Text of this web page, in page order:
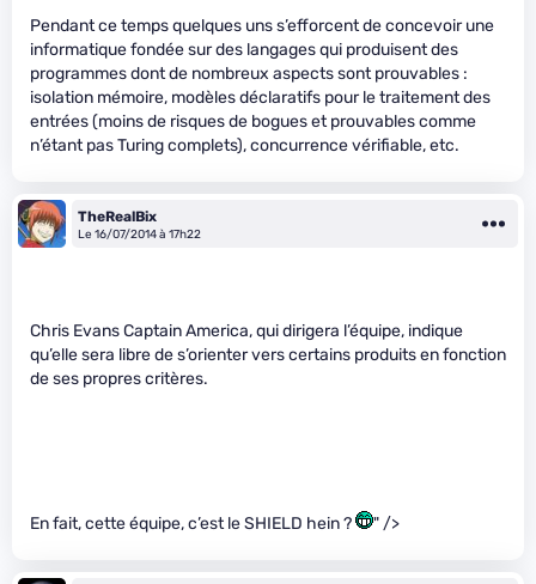
Pendant ce temps quelques uns s’efforcent de concevoir une
informatique fondée sur des langages qui produisent des
programmes dont de nombreux aspects sont prouvables :
isolation mémoire, modèles déclaratifs pour le traitement des
entrées (moins de risques de bogues et prouvables comme
n’étant pas Turing complets), concurrence vérifiable, etc.
TheRealBix
Le 16/07/2014 à 17h22
Chris Evans Captain America, qui dirigera l’équipe, indique
qu’elle sera libre de s’orienter vers certains produits en fonction
de ses propres critères.
En fait, cette équipe, c’est le SHIELD hein ? " />